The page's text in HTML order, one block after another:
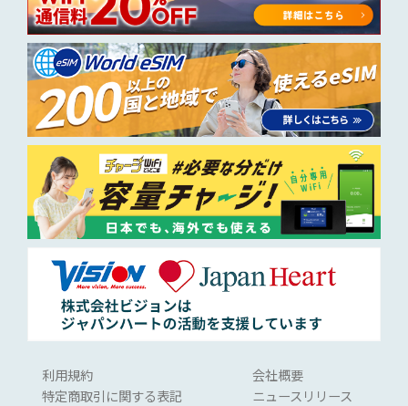
利用規約
特定商取引に関する表記
会社概要
ニュースリリース